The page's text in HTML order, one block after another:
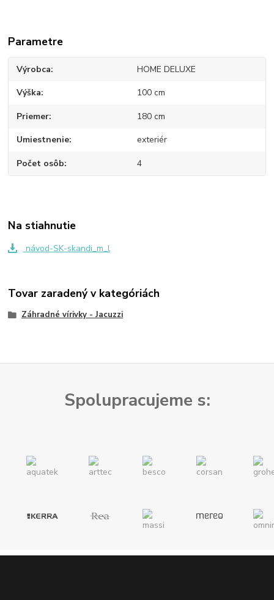
Parametre
Výrobca HOME DELUXE
Výška 100 cm
Priemer 180 cm
Umiestnenie exteriér
Počet osôb 4
Na stiahnutie
návod-SK-skandi_m_l
Tovar zaradený v kategóriách
Záhradné vírivky - Jacuzzi
Spolupracujeme s: